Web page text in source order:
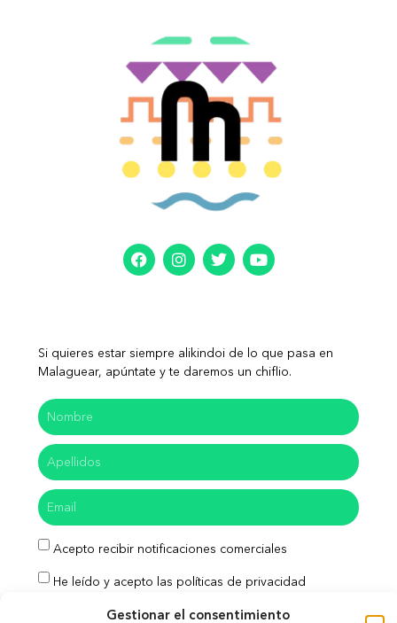
Gestionar el consentimiento
Si quieres estar siempre alikindoi de lo que pasa en
Malaguear, apúntate y te daremos un chiflio.
Acepto recibir notificaciones comerciales
He leído y acepto las políticas de privacidad